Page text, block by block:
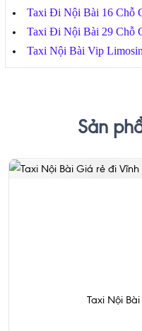
Taxi Đi Nội Bài 16 Chỗ
Taxi Đi Nội Bài 29 Chỗ
Taxi Nội Bài Vip
Sản
Taxi Nội